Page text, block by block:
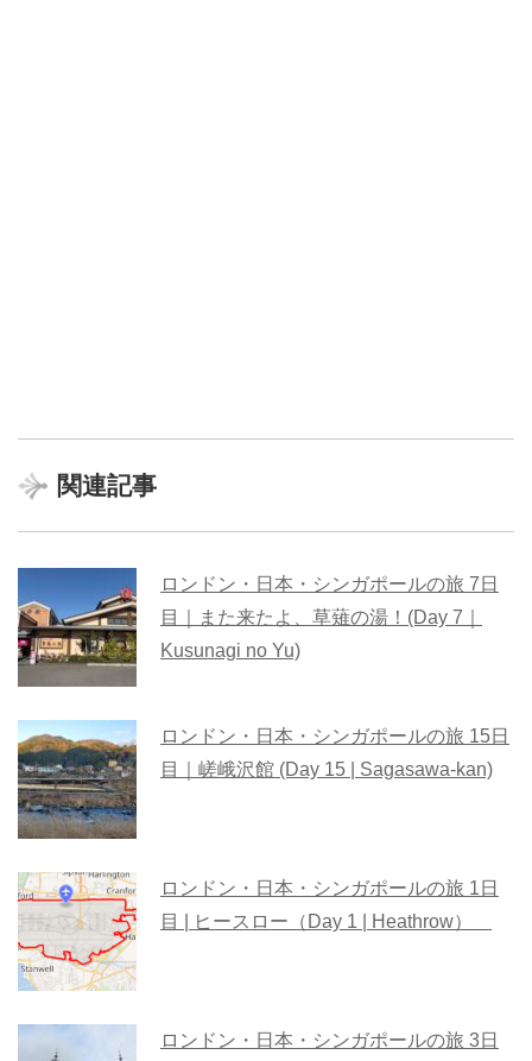
関連記事
ロンドン・日本・シンガポールの旅 7日
目｜また来たよ、草薙の湯！(Day 7｜
Kusunagi no Yu)
ロンドン・日本・シンガポールの旅 15日
目｜嵯峨沢館 (Day 15 | Sagasawa-kan)
ロンドン・日本・シンガポールの旅 1日
目 | ヒースロー（Day 1 | Heathrow）
ロンドン・日本・シンガポールの旅 3日